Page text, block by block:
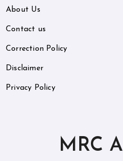
About Us
Contact us
Correction Policy
Disclaimer
Privacy Policy
MRC